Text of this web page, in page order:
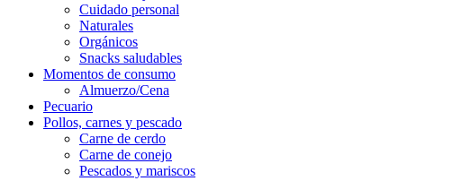
Cuidado personal
Naturales
Orgánicos
Snacks saludables
Momentos de consumo
Almuerzo/Cena
Pecuario
Pollos, carnes y pescado
Carne de cerdo
Carne de conejo
Pescados y mariscos